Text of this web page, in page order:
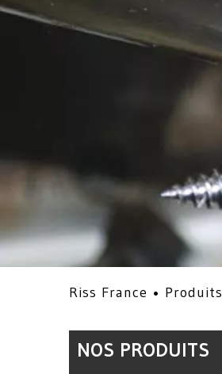
Riss France • Produits
NOS PRODUITS